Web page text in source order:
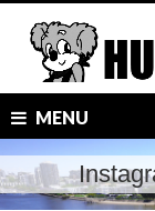
MENU